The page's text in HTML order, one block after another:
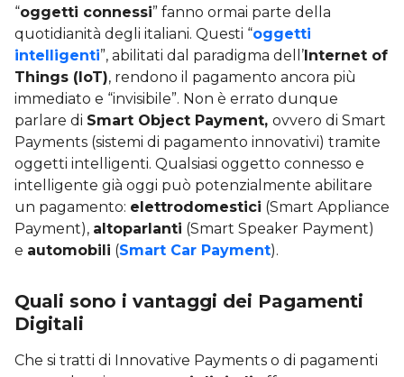
“oggetti connessi” fanno ormai parte della
quotidianità degli italiani. Questi “oggetti
intelligenti”, abilitati dal paradigma dell’Internet of
Things (IoT), rendono il pagamento ancora più
immediato e “invisibile”. Non è errato dunque
parlare di Smart Object Payment, ovvero di Smart
Payments (sistemi di pagamento innovativi) tramite
oggetti intelligenti. Qualsiasi oggetto connesso e
intelligente già oggi può potenzialmente abilitare
un pagamento: elettrodomestici (Smart Appliance
Payment), altoparlanti (Smart Speaker Payment)
e automobili (Smart Car Payment).
Quali sono i vantaggi dei Pagamenti
Digitali
Che si tratti di Innovative Payments o di pagamenti